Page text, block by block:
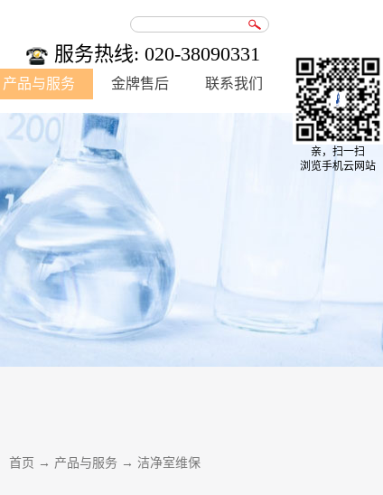
服务热线: 020-38090331
产品与服务 金牌售后 联系我们
首页 → 产品与服务 → 洁净室维保
亲，扫一扫
浏览手机云网站